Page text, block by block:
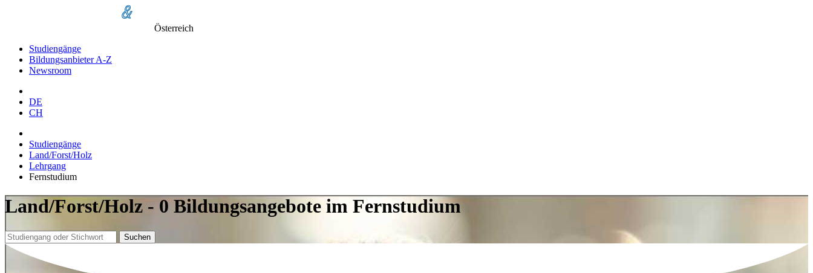
Österreich
Studiengänge
Bildungsanbieter A-Z
Newsroom
DE
CH
Studiengänge
Land/Forst/Holz
Lehrgang
Fernstudium
Land/Forst/Holz - 0 Bildungsangebote im Fernstudium
Suchen